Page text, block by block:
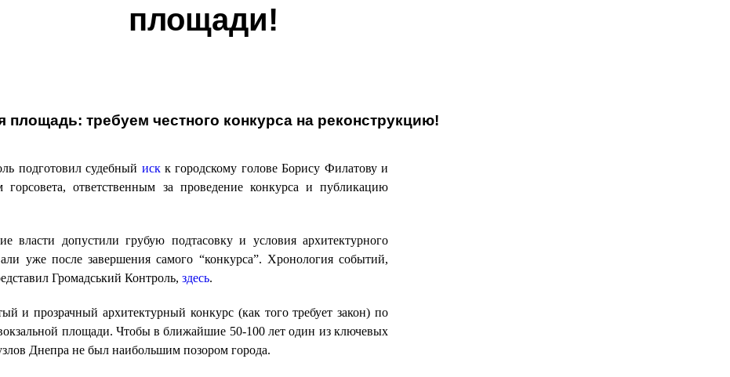
площади!
площадь: требуем честного конкурса на реконструкцию!
подготовил судебный искк городскому голове Борису Филатову и
горсовета, ответственным за проведение конкурса и публикацию
власти допустили грубую подтасовку и условия архитектурного
уже после завершения самого “конкурса”. Хронология событий,
Громадський Контроль, здесь.
и прозрачный архитектурный конкурс (как того требует закон) по
площади. Чтобы в ближайшие 50-100 лет один из ключевых
Днепра не был наибольшим позором города.